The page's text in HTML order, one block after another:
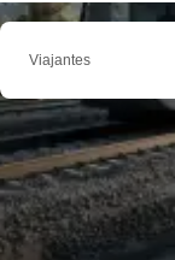
Viajantes